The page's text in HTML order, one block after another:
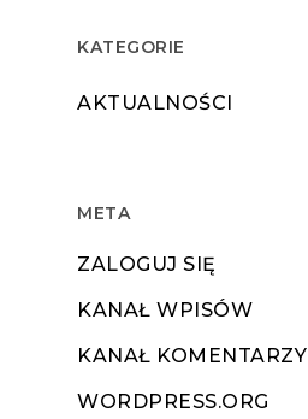
KATEGORIE
AKTUALNOŚCI
META
ZALOGUJ SIĘ
KANAŁ WPISÓW
KANAŁ KOMENTARZY
WORDPRESS.ORG